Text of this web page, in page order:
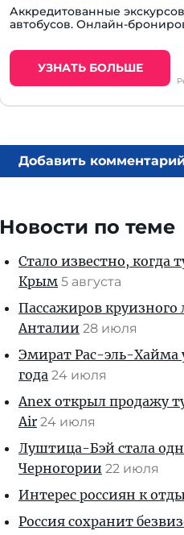
Аккредитованные
автобусов. Онлайн-
УЗНАТЬ БОЛЬШЕ
Добавить
Новости по теме
Стало известно, когда
Крым 5 августа
Пассажиров круизного
Анталии 28 июля
Эмират Рас-эль-Хайма
года 24 июля
Anex открыл продажу
Air 24 июля
Луштица-Бэй стала
Черногории 22 июля
Интерес россиян к
Россия сохранит